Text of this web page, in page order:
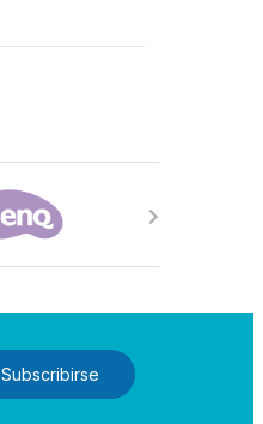
Subscribirse